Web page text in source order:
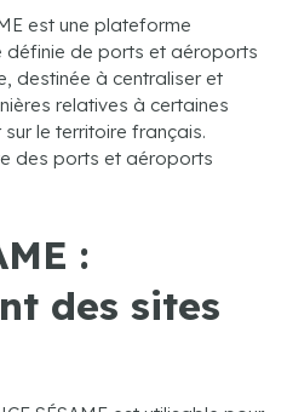
est une plateforme
définie de ports et aéroports
destinée à centraliser et
relatives à certaines
le territoire français.
des ports et aéroports
:
des sites